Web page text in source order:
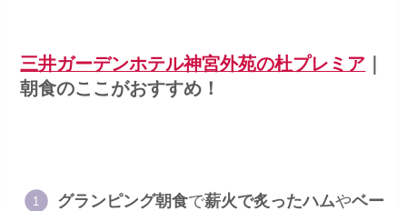
三井ガーデンホテル神宮外苑の杜プレミア
朝食のここがおすすめ！
グランピング朝食で薪火で炙ったハムやベー